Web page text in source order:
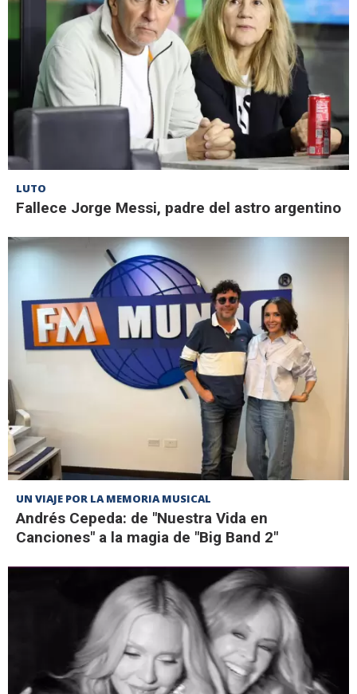
LUTO
Fallece Jorge Messi, padre del astro argentino
UN VIAJE POR LA MEMORIA MUSICAL
Andrés Cepeda: de "Nuestra Vida en
Canciones" a la magia de "Big Band 2"